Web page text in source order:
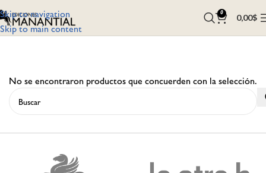
Skip to navigation
Skip to main content
0 0,00$
No se encontraron productos que concuerden con la selección.